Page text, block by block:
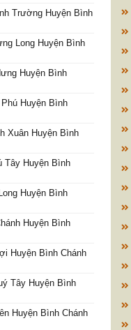
Trường Huyện Bình
Long Huyện Bình
Huyện Bình
Huyện Bình
Xuân Huyện Bình
Tây Huyện Bình
Huyện Bình
Huyện Bình
Huyện Bình Chánh
Tây Huyện Bình
Huyện Bình Chánh